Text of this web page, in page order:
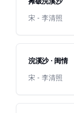
宋 - 李清照
浣溪沙 · 闺情
宋 - 李清照